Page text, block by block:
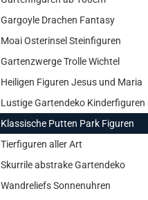
Gargoyle Drachen Fantasy
Moai Osterinsel Steinfiguren
Gartenzwerge Trolle Wichtel
Heiligen Figuren Jesus und Maria
Lustige Gartendeko Kinderfiguren
Klassische Putten Park Figuren
Tierfiguren aller Art
Skurrile abstrake Gartendeko
Wandreliefs Sonnenuhren